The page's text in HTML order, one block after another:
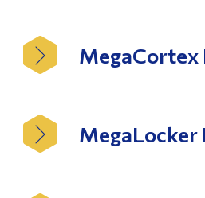
MegaCortex
MegaLocker